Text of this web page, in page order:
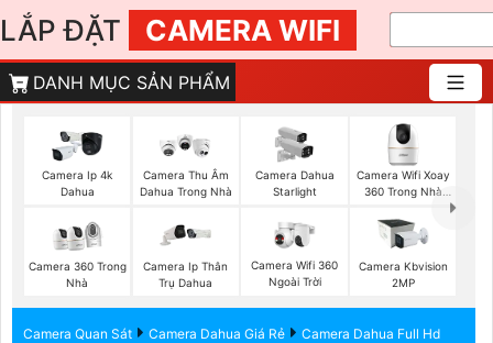
LẮP ĐẶT CAMERA WIFI
DANH MỤC SẢN PHẨM
Camera Ip 4k
Dahua
Camera Thu Âm
Dahua Trong Nhà
Camera Dahua
Starlight
Camera Wifi Xoay
360 Trong Nhà
Camera 360 Trong
Nhà
Camera Ip Thân
Trụ Dahua
Camera Wifi 360
Ngoài Trời
Camera Kbvision
2MP
Camera Quan Sát Camera Dahua Giá Rẻ
Camera Dahua Full Hd